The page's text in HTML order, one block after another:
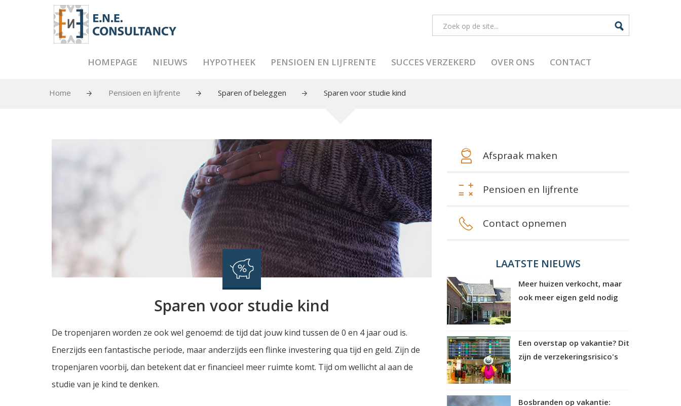
HOMEPAGE NIEUWS HYPOTHEEK PENSIOEN EN LIJFRENTE SUCCES VERZEKERD OVER ONS CONTACT
Home Pensioen en lijfrente Sparen of beleggen Sparen voor studie kind
Sparen voor studie kind
De tropenjaren worden ze ook wel genoemd: de tijd dat jouw kind tussen de 0 en 4 jaar oud is.
Enerzijds een fantastische periode, maar anderzijds een flinke investering qua tijd en geld. Zijn de
tropenjaren voorbij, dan betekent dat er financieel meer ruimte komt. Tijd om wellicht al aan de
studie van je kind te denken.
Afspraak maken
Pensioen en lijfrente
Contact opnemen
LAATSTE NIEUWS
Meer huizen verkocht, maar
ook meer eigen geld nodig
Een overstap op vakantie? Dit
zijn de verzekeringsrisico's
Bosbranden op vakantie: